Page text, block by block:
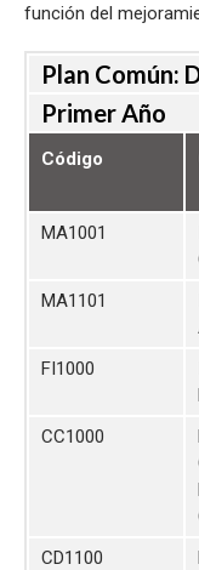
función del
Plan Común:
Primer Año
Código
MA1001
MA1101
FI1000
CC1000
CD1100